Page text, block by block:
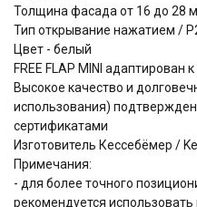
Толщина фасада от 16 до 28
Тип открывание нажатием /
Цвет - белый
FREE FLAP MINI адаптирован
Высокое качество и
использования)
сертификатами
Изготовитель Кессебёмер /
Примечания:
- для более точного
рекомендуется